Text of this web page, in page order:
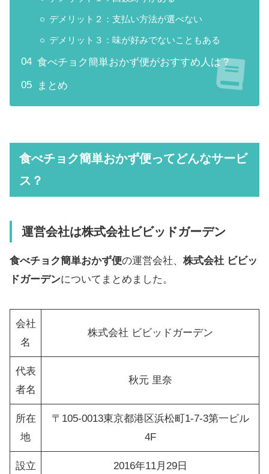
デメリット２：支払い方法が選べない
デメリット３：味が好みでないこともある
食べチョク簡単おかず便がおすすめ人は？
まとめ
食べチョク簡単おかず便ってどんなサービ
ス？
運営会社は株式会社ビビッドガーデン
食べチョク簡単おかず便の運営会社、 株式会社 ビビッ
ドガーデンについてまとめました。
会社
名
株式会社 ビビッドガーデン
代表
者名
秋元 里奈
所在
地
〒105-0013東京都港区浜松町1-7-3第一ビル
4F
設立 2016年11月29日